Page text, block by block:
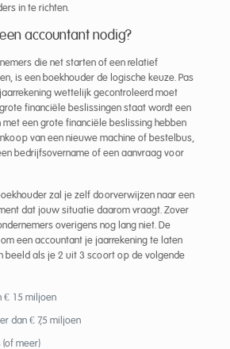
in te richten.
accountant nodig?
die net starten of een relatief
is een boekhouder de logische keuze. Pas
wettelijk gecontroleerd moet
financiële beslissingen staat wordt een
met een grote financiële beslissing hebben
van een nieuwe machine of bestelbus,
bedrijfsovername of een aanvraag voor
zal je zelf doorverwijzen naar een
dat jouw situatie daarom vraagt. Zover
overigens nog lang niet. De
een accountant je jaarrekening te laten
beeld als je 2 uit 3 scoort op de volgende
€ 15 miljoen
dan € 7,5 miljoen
meer)